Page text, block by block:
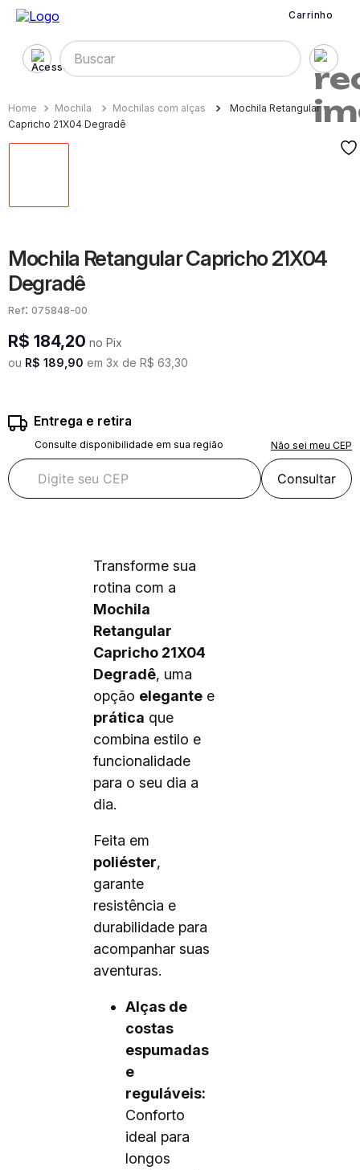
Carrinho
Buscar
Mochila Mochilas com alças
Mochila Retangular
Capricho 21X04 Degradê
Mochila Retangular Capricho 21X04
Degradê
: 075848-00
R$ 184,20 no Pix
ou R$ 189 90 em 3x de R$ 63 30
Entrega e retira
Consulte disponibilidade em sua região Não sei meu CEP
Consultar
Transforme sua
rotina com a
Mochila
Retangular
Capricho 21X04
Degradê, uma
opção elegante e
prática que
combina estilo e
funcionalidade
para o seu dia a
dia.
Feita em
poliéster,
garante
resistência e
durabilidade para
acompanhar suas
aventuras.
Alças de
costas
espumadas
e
reguláveis:
Conforto
ideal para
longos